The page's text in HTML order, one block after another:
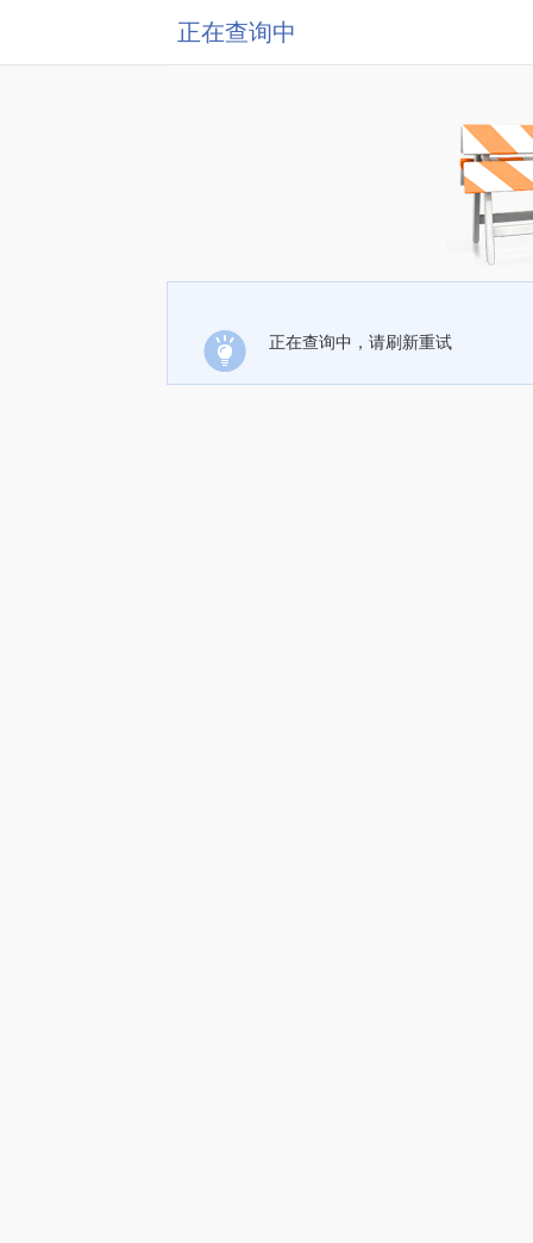
正在查询中
正在查询中，请刷新重试